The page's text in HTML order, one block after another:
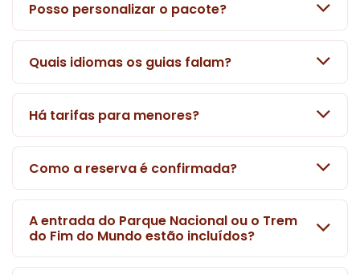
Posso personalizar o pacote?
Quais idiomas os guias falam?
Há tarifas para menores?
Como a reserva é confirmada?
A entrada do Parque Nacional ou o Trem
do Fim do Mundo estão incluídos?